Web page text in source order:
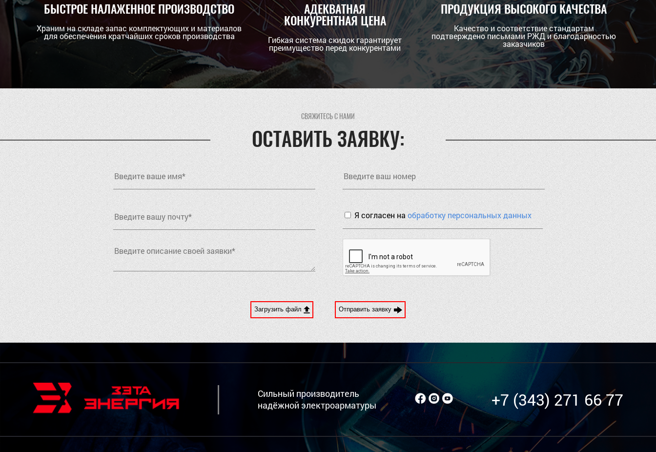
БЫСТРОЕ НАЛАЖЕННОЕ ПРОИЗВОДСТВО
Храним на складе запас комплектующих и материалов
для обеспечения кратчайших сроков производства
АДЕКВАТНАЯ
КОНКУРЕНТНАЯ ЦЕНА
Гибкая система скидок гарантирует
преимущество перед конкурентами
ПРОДУКЦИЯ ВЫСОКОГО КАЧЕСТВА
Качество и соответствие стандартам
подтверждено письмами РЖД и благодарностью
заказчиков
СВЯЖИТЕСЬ С НАМИ
ОСТАВИТЬ ЗАЯВКУ:
Я согласен на обработку персональных данных
Загрузить файл Отправить заявку
Сильный производитель
надёжной электроарматуры
+7 (343) 271 66 77